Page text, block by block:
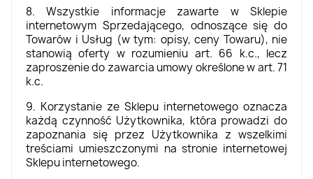
8. Wszystkie informacje zawarte w Sklepie
internetowym Sprzedającego, odnoszące się do
Towarów i Usług (w tym: opisy, ceny Towaru), nie
stanowią oferty w rozumieniu art. 66 k.c., lecz
zaproszenie do zawarcia umowy określone w art. 71
k.c.
9. Korzystanie ze Sklepu internetowego oznacza
każdą czynność Użytkownika, która prowadzi do
zapoznania się przez Użytkownika z wszelkimi
treściami umieszczonymi na stronie internetowej
Sklepu internetowego.